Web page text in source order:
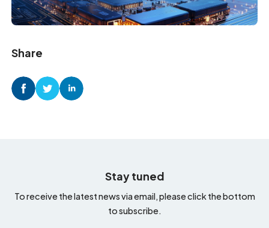
Share
Stay tuned
To receive the latest news via email, please click the bottom
to subscribe.